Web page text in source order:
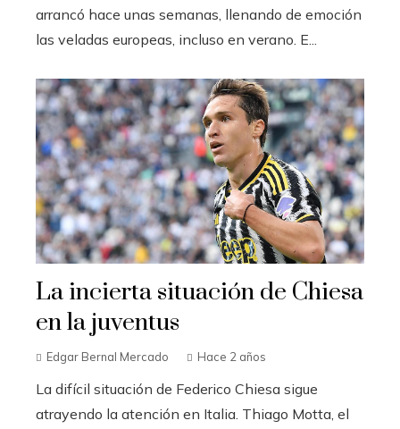
arrancó hace unas semanas, llenando de emoción
las veladas europeas, incluso en verano. E...
La incierta situación de Chiesa
en la juventus
Edgar Bernal Mercado Hace 2 años
La difícil situación de Federico Chiesa sigue
atrayendo la atención en Italia. Thiago Motta, el